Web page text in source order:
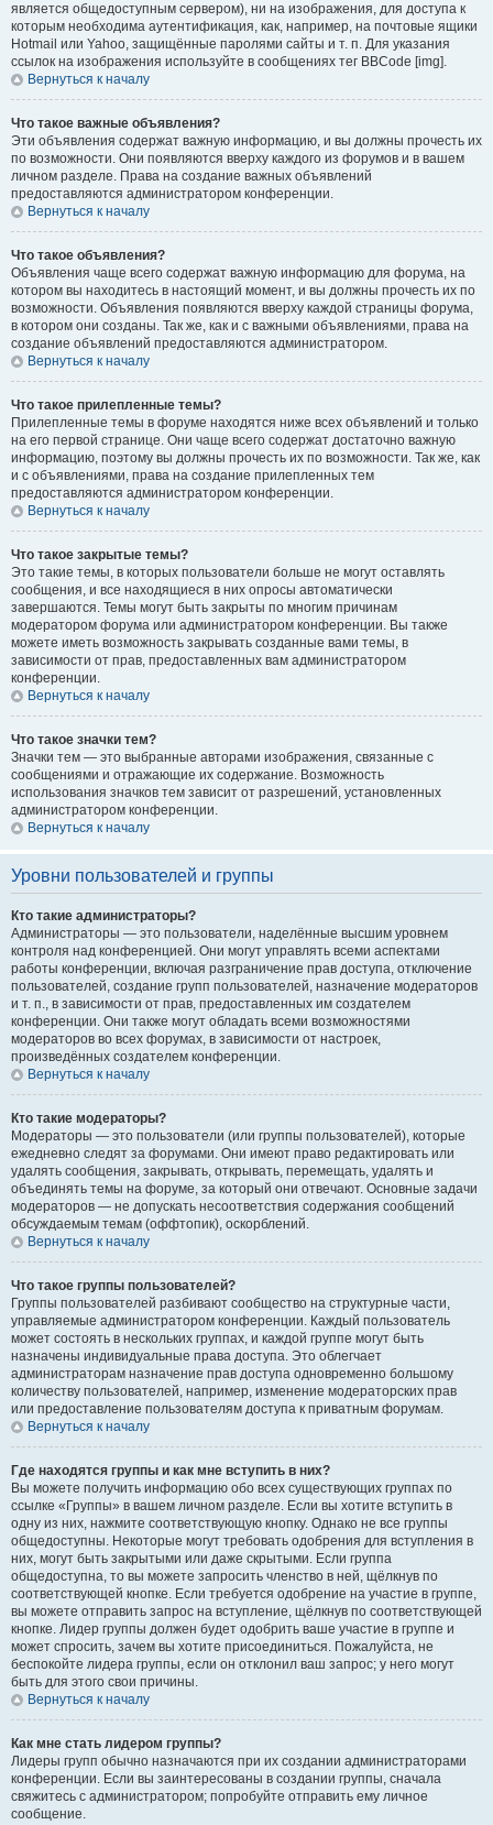
является общедоступным сервером), ни на изображения, для доступа к
которым необходима аутентификация, как, например, на почтовые ящики
Hotmail или Yahoo, защищённые паролями сайты и т. п. Для указания
ссылок на изображения используйте в сообщениях тег BBCode [img].
Вернуться к началу
Что такое важные объявления?
Эти объявления содержат важную информацию, и вы должны прочесть их
по возможности. Они появляются вверху каждого из форумов и в вашем
личном разделе. Права на создание важных объявлений
предоставляются администратором конференции.
Вернуться к началу
Что такое объявления?
Объявления чаще всего содержат важную информацию для форума, на
котором вы находитесь в настоящий момент, и вы должны прочесть их по
возможности. Объявления появляются вверху каждой страницы форума,
в котором они созданы. Так же, как и с важными объявлениями, права на
создание объявлений предоставляются администратором.
Вернуться к началу
Что такое прилепленные темы?
Прилепленные темы в форуме находятся ниже всех объявлений и только
на его первой странице. Они чаще всего содержат достаточно важную
информацию, поэтому вы должны прочесть их по возможности. Так же, как
и с объявлениями, права на создание прилепленных тем
предоставляются администратором конференции.
Вернуться к началу
Что такое закрытые темы?
Это такие темы, в которых пользователи больше не могут оставлять
сообщения, и все находящиеся в них опросы автоматически
завершаются. Темы могут быть закрыты по многим причинам
модератором форума или администратором конференции. Вы также
можете иметь возможность закрывать созданные вами темы, в
зависимости от прав, предоставленных вам администратором
конференции.
Вернуться к началу
Что такое значки тем?
Значки тем — это выбранные авторами изображения, связанные с
сообщениями и отражающие их содержание. Возможность
использования значков тем зависит от разрешений, установленных
администратором конференции.
Вернуться к началу
Уровни пользователей и группы
Кто такие администраторы?
Администраторы — это пользователи, наделённые высшим уровнем
контроля над конференцией. Они могут управлять всеми аспектами
работы конференции, включая разграничение прав доступа, отключение
пользователей, создание групп пользователей, назначение модераторов
и т. п., в зависимости от прав, предоставленных им создателем
конференции. Они также могут обладать всеми возможностями
модераторов во всех форумах, в зависимости от настроек,
произведённых создателем конференции.
Вернуться к началу
Кто такие модераторы?
Модераторы — это пользователи (или группы пользователей), которые
ежедневно следят за форумами. Они имеют право редактировать или
удалять сообщения, закрывать, открывать, перемещать, удалять и
объединять темы на форуме, за который они отвечают. Основные задачи
модераторов — не допускать несоответствия содержания сообщений
обсуждаемым темам (оффтопик), оскорблений.
Вернуться к началу
Что такое группы пользователей?
Группы пользователей разбивают сообщество на структурные части,
управляемые администратором конференции. Каждый пользователь
может состоять в нескольких группах, и каждой группе могут быть
назначены индивидуальные права доступа. Это облегчает
администраторам назначение прав доступа одновременно большому
количеству пользователей, например, изменение модераторских прав
или предоставление пользователям доступа к приватным форумам.
Вернуться к началу
Где находятся группы и как мне вступить в них?
Вы можете получить информацию обо всех существующих группах по
ссылке «Группы» в вашем личном разделе. Если вы хотите вступить в
одну из них, нажмите соответствующую кнопку. Однако не все группы
общедоступны. Некоторые могут требовать одобрения для вступления в
них, могут быть закрытыми или даже скрытыми. Если группа
общедоступна, то вы можете запросить членство в ней, щёлкнув по
соответствующей кнопке. Если требуется одобрение на участие в группе,
вы можете отправить запрос на вступление, щёлкнув по соответствующей
кнопке. Лидер группы должен будет одобрить ваше участие в группе и
может спросить, зачем вы хотите присоединиться. Пожалуйста, не
беспокойте лидера группы, если он отклонил ваш запрос; у него могут
быть для этого свои причины.
Вернуться к началу
Как мне стать лидером группы?
Лидеры групп обычно назначаются при их создании администраторами
конференции. Если вы заинтересованы в создании группы, сначала
свяжитесь с администратором; попробуйте отправить ему личное
сообщение.